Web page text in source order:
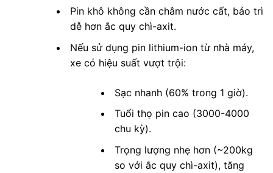
Pin khô không cần châm nước cất, bảo trì
dễ hơn ắc quy chì-axit.
Nếu sử dụng pin lithium-ion từ nhà máy,
xe có hiệu suất vượt trội:
Sạc nhanh (60% trong 1 giờ).
Tuổi thọ pin cao (3000-4000
chu kỳ).
Trọng lượng nhẹ hơn (~200kg
so với ắc quy chì-axit), tăng